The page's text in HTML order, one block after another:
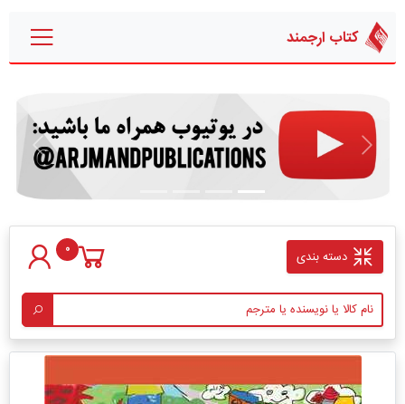
کتاب ارجمند
قبلی بعدی
دسته بندی 0